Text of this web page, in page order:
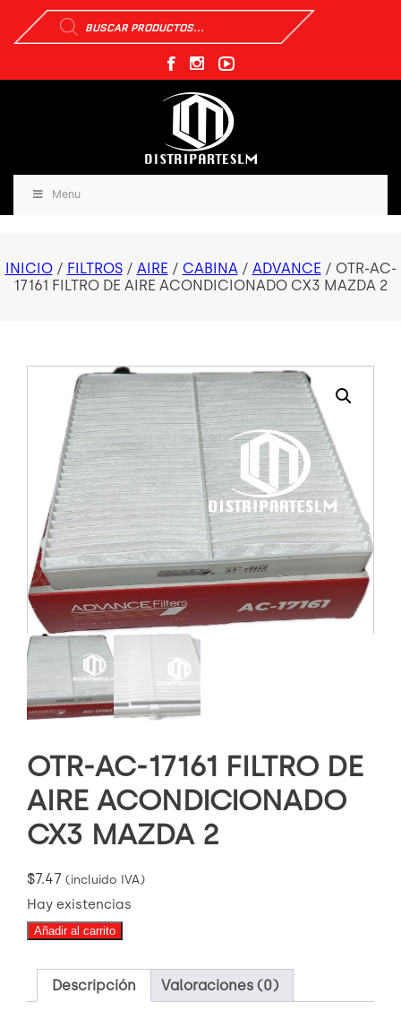
Búsqueda
de
productos
Menu
INICIO/ FILTROS/ AIRE/ CABINA/ ADVANCE/ OTR-AC-
17161 FILTRO DE AIRE ACONDICIONADO CX3 MAZDA 2
OTR-AC-17161 FILTRO DE
AIRE ACONDICIONADO
CX3 MAZDA 2
$7.47 (incluido IVA)
Hay existencias
OTR-
FILTRO
DE
Añadir al carrito
Descripción Valoraciones (0)